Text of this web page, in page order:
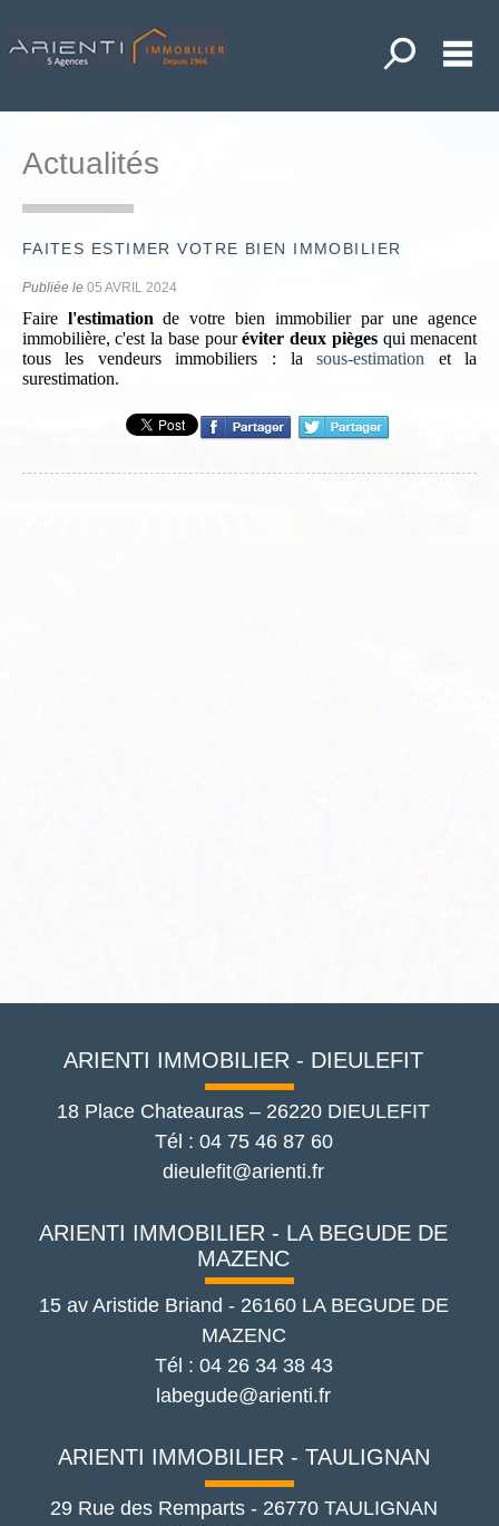
Toutes nos
MON COMPTE
MES SÉLECTIONS 0
DIEULEFIT
LA BEGUDE DE MAZENC
Actualités
FAITES ESTIMER VOTRE BIEN IMMOBILIER
Publiée le 05 AVRIL 2024
Faire l'estimation de votre bien immobilier par une agence
immobilière, c'est la base pouréviter deux piègesqui menacent
tous les vendeurs immobiliers : lasous-estimation et la
surestimation.
ARIENTI IMMOBILIER - DIEULEFIT
18 Place Chateauras – 26220 DIEULEFIT
Tél : 04 75 46 87 60
dieulefit@arienti.fr
ARIENTI IMMOBILIER - LA BEGUDE DE
MAZENC
15 av Aristide Briand - 26160 LA BEGUDE DE
MAZENC
Tél : 04 26 34 38 43
labegude@arienti.fr
ARIENTI IMMOBILIER - TAULIGNAN
29 Rue des Remparts- 26770 TAULIGNAN